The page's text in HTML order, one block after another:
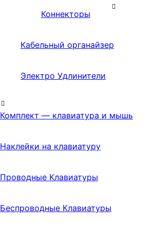
Коннекторы
Кабельный органайзер
Электро Удлинители
Комплект — клавиатура и мышь
Наклейки на клавиатуру
Проводные Клавиатуры
Беспроводные Клавиатуры